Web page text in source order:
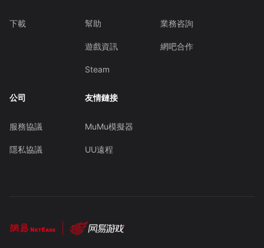
下載 幫助
遊戲資訊
Steam
業務咨詢
網吧合作
公司
服務協議
隱私協議
友情鏈接
MuMu模擬器
UU遠程